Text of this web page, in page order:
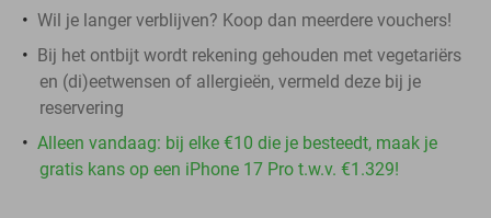
Wil je langer verblijven? Koop dan meerdere vouchers!
Bij het ontbijt wordt rekening gehouden met vegetariërs
en (di)eetwensen of allergieën, vermeld deze bij je
reservering
Alleen vandaag: bij elke €10 die je besteedt, maak je
gratis kans op een iPhone 17 Pro t.w.v. €1.329!